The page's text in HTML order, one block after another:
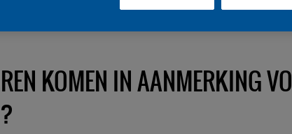
KOMEN IN AANMERKING